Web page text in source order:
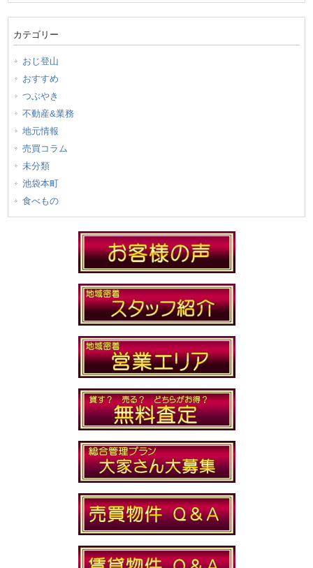
カテゴリー
おじ登山
おすすめ
つぶやき
不動産&業務
地元情報
売買コラム
未分類
池袋本町
食べもの